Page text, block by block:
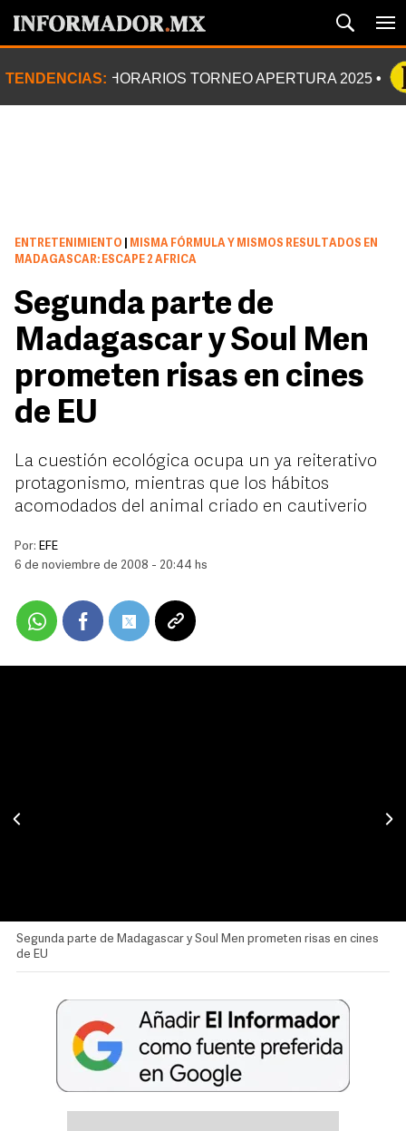
TENDENCIAS: HORARIOS TORNEO APERTURA 2025
ENTRETENIMIENTO
MISMA FÓRMULA Y MISMOS RESULTADOS EN
MADAGASCAR: ESCAPE 2 AFRICA
Segunda parte de
Madagascar y Soul Men
prometen risas en cines
de EU
La cuestión ecológica ocupa un ya reiterativo
protagonismo, mientras que los hábitos
acomodados del animal criado en cautiverio
Por: EFE
6 de noviembre de 2008 - 20:44 hs
Segunda parte de Madagascar y Soul Men prometen risas en cines
de EU